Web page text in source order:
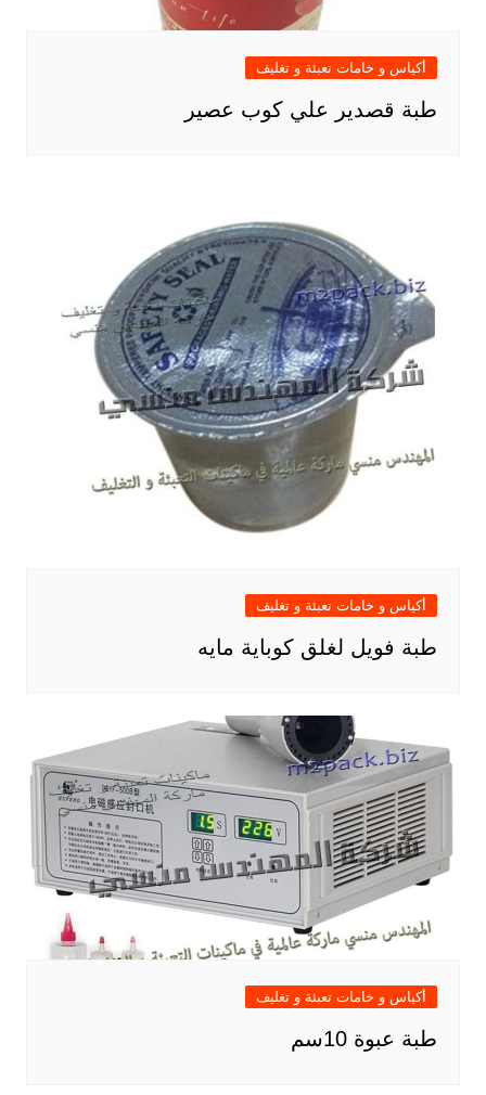
أكياس و خامات تعبئة و تغليف
طبة قصدير علي كوب عصير
أكياس و خامات تعبئة و تغليف
طبة فويل لغلق كوباية مايه
أكياس و خامات تعبئة و تغليف
طبة عبوة 10سم